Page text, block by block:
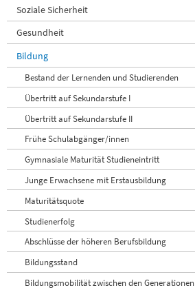
Soziale Sicherheit
Gesundheit
Bildung
Bestand der Lernenden und Studierenden
Übertritt auf Sekundarstufe I
Übertritt auf Sekundarstufe II
Frühe Schulabgänger/innen
Gymnasiale Maturität Studieneintritt
Junge Erwachsene mit Erstausbildung
Maturitätsquote
Studienerfolg
Abschlüsse der höheren Berufsbildung
Bildungsstand
Bildungsmobilität zwischen den Generationen